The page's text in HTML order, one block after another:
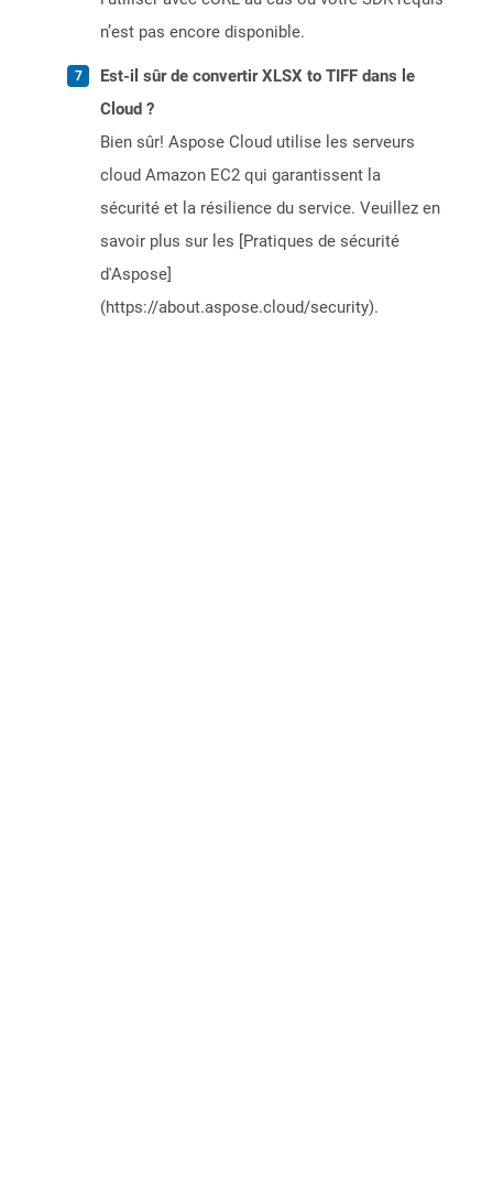
n’est pas encore disponible.
Est-il sûr de convertir XLSX to TIFF dans le
Cloud ?
Bien sûr! Aspose Cloud utilise les serveurs
cloud Amazon EC2 qui garantissent la
sécurité et la résilience du service. Veuillez en
savoir plus sur les [Pratiques de sécurité
d'Aspose]
(https://about.aspose.cloud/security).